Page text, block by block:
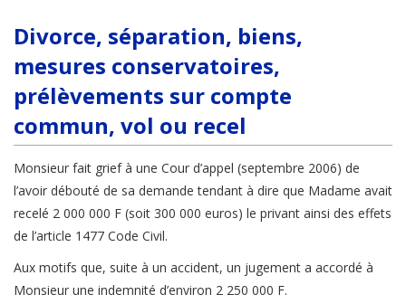
Divorce, séparation, biens,
mesures conservatoires,
prélèvements sur compte
commun, vol ou recel
Monsieur fait grief à une Cour d’appel (septembre 2006) de
l’avoir débouté de sa demande tendant à dire que Madame avait
recelé 2 000 000 F (soit 300 000 euros) le privant ainsi des effets
de l’article 1477 Code Civil.
Aux motifs que, suite à un accident, un jugement a accordé à
Monsieur une indemnité d’environ 2 250 000 F.